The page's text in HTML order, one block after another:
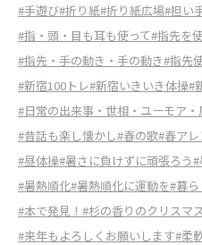
#手遊び#折り紙#折り紙広場#担い
#指・頭・目も耳も使って#指先を
#指先・手の動き・手の動き#指先
#新宿100トレ#新宿いきいき体操#
#日常の出来事・世相・ユーモア
#昔話も楽し懐かし#春の歌#春ア
#昼体操#暑さに負けずに頑張ろう#
#暑熱順化#暑熱順化に運動を#暮
#本で発見！ #杉の香りのクリスマ
#来年もよろしくお願いします#柔